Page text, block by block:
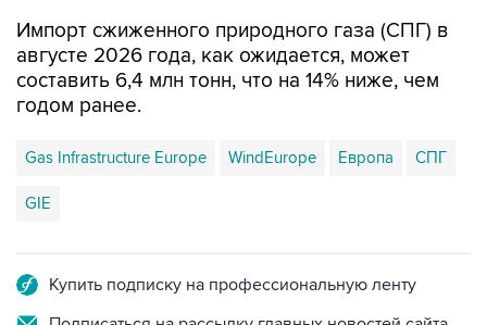
Импорт сжиженного природного газа (СПГ) в
августе 2026 года, как ожидается, может
составить 6,4 млн тонн, что на 14% ниже, чем
годом ранее.
Gas Infrastructure Europe WindEurope Европа СПГ
GIE
Купить подписку на профессиональную ленту